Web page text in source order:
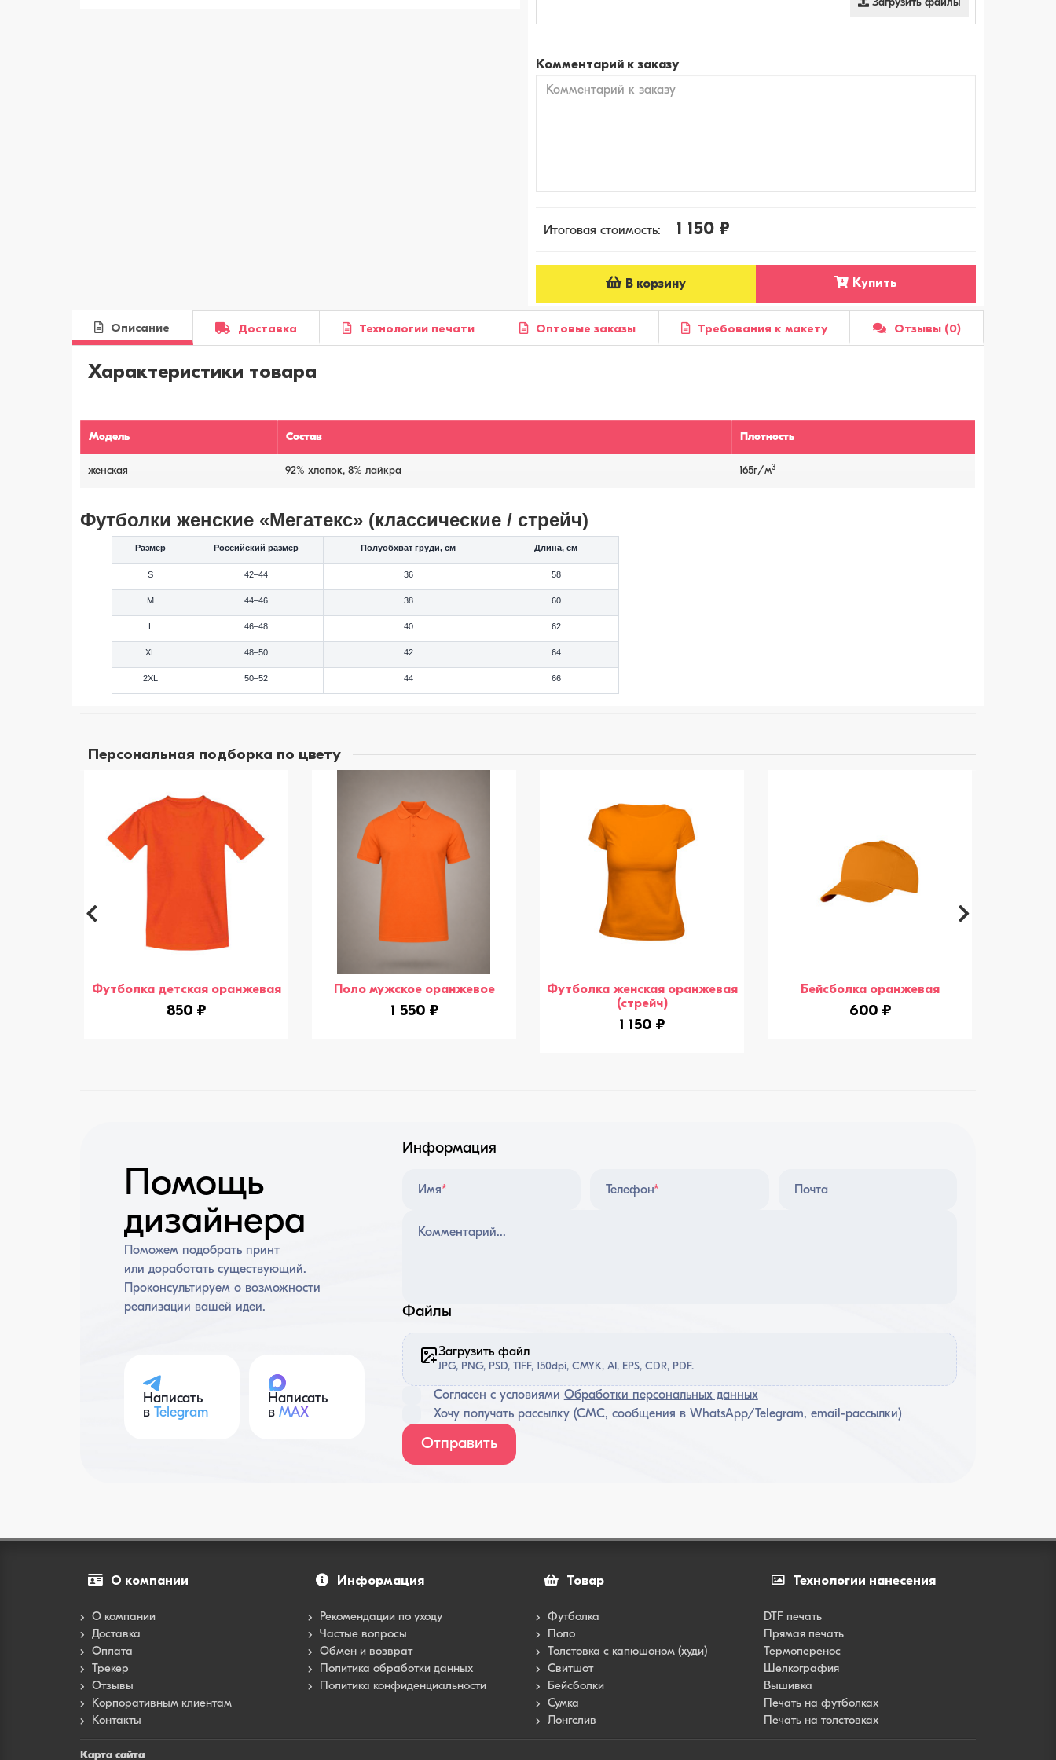
Загрузить файлы
Комментарий к заказу
Итоговая стоимость: 1 150 ₽
В корзину Купить
Описание Доставка Технологии печати Оптовые заказы Требования к макету Отзывы (0)
Характеристики товара
Модель Состав Плотность
женская 92% хлопок, 8% лайкра 165г/м3
Футболки женские «Мегатекс» (классические / стрейч)
Размер Российский размер Полуобхват груди, см Длина, см
S 42–44 36 58
M 44–46 38 60
L 46–48 40 62
XL 48–50 42 64
2XL 50–52 44 66
Персональная подборка по цвету
Футболка детская оранжевая
850 ₽
Поло мужское оранжевое
1 550 ₽
Футболка женская оранжевая
(стрейч)
1 150 ₽
Бейсболка оранжевая
600 ₽
Помощь
дизайнера
Поможем подобрать принт
или доработать существующий.
Проконсультируем о возможности
реализации вашей идеи.
Написать
в Telegram
Написать
в MAX
Информация
Имя* Телефон* Почта
Файлы
Загрузить файл
JPG, PNG, PSD, TIFF, 150dpi, CMYK, AI, EPS, CDR, PDF.
Согласен с условиями Обработки персональных данных
Хочу получать рассылку (СМС, сообщения в WhatsApp/Telegram, email-рассылки)
Отправить
О компании
О компании
Доставка
Оплата
Трекер
Отзывы
Корпоративным клиентам
Контакты
Информация
Рекомендации по уходу
Частые вопросы
Обмен и возврат
Политика обработки данных
Политика конфиденциальности
Товар
Футболка
Поло
Толстовка с капюшоном (худи)
Свитшот
Бейсболки
Сумка
Лонгслив
Технологии нанесения
DTF печать
Прямая печать
Термоперенос
Шелкография
Вышивка
Печать на футболках
Печать на толстовках
Карта сайта